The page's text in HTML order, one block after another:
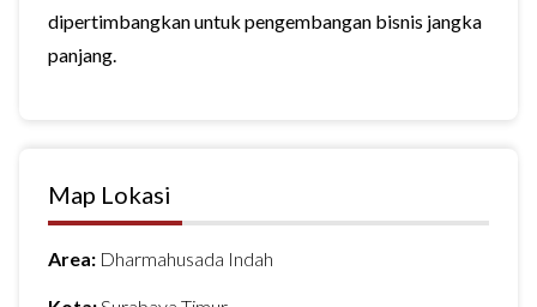
dipertimbangkan untuk pengembangan bisnis jangka
panjang.
Map Lokasi
Area: Dharmahusada Indah